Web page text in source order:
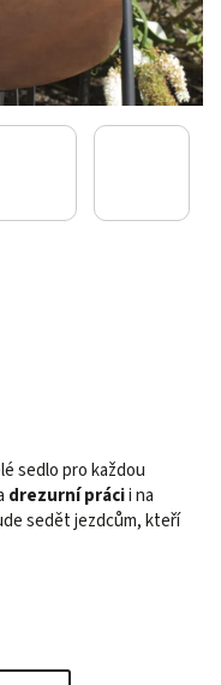
sedlo pro každou
drezurní prácii na
sedět jezdcům, kteří